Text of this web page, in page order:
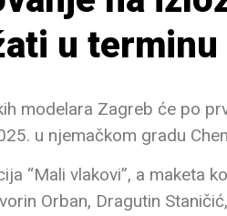
u
modelara Zagreb će po
u njemačkom gradu
“Mali vlakovi”, a maketa
Orban, Dragutin